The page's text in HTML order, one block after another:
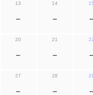
13
ー
14
ー ー
20
ー
21
ー ー
27
ー
28
ー ー